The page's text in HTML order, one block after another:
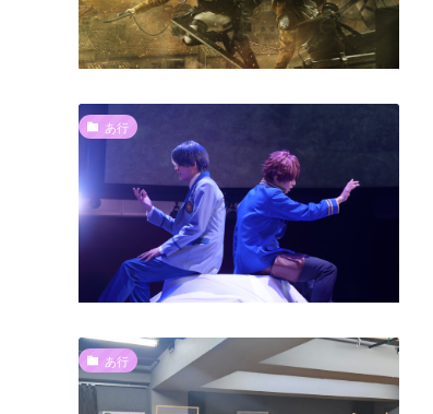
あ行
あ行